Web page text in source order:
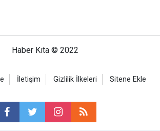
Haber Kıta © 2022
İletişim Gizlilik İlkeleri Sitene Ekle